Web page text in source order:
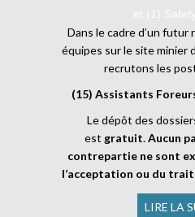
et (1)
Dans le cadre d’un
équipes sur le site minier
recrutons les
(15) Assistants
Le dépôt des
est gratuit.Aucun
contrepartie ne sont
l’acceptation ou du
LIRE LA